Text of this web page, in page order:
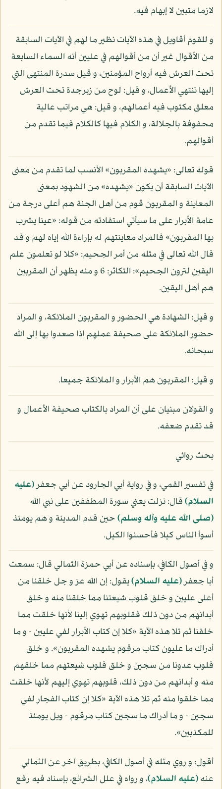
لازما متبين لا إبهام فيه.
و للقوم أقاويل في هذه الآيات نظير ما لهم في الآيات السابقة
من الأقوال غير أن من أقوالهم في عليين أنه السماء السابعة
تحت العرش فيه أرواح المؤمنين، و قيل سدرة المنتهى التي
إليها تنتهي الأعمال، و قيل: لوح من زبرجدة تحت العرش
معلق مكتوب فيه أعمالهم، و قيل: هي مراتب عالية
محفوفة بالجلالة، و الكلام فيها كالكلام فيما تقدم من
أقوالهم.
قوله تعالى: «يشهده المقربون» الأنسب لما تقدم من معنى
الآيات السابقة أن يكون «يشهده» من الشهود بمعنى
المعاينة و المقربون قوم من أهل الجنة هم أعلى درجة من
عامة الأبرار على ما سيأتي استفادته من قوله: «عينا يشرب
بها المقربون» فالمراد معاينتهم له بإراءة الله إياه لهم و قد
قال الله تعالى في مثله من أمر الجحيم: «كلا لو تعلمون علم
اليقين لترون الجحيم»: التكاثر: 6 و منه يظهر أن المقربين
هم أهل اليقين.
و قيل: الشهادة هي الحضور و المقربون الملائكة، و المراد
حضور الملائكة على صحيفة عملهم إذا صعدوا بها إلى الله
سبحانه.
و قيل: المقربون هم الأبرار و الملائكة جميعا.
و القولان مبنيان على أن المراد بالكتاب صحيفة الأعمال و
قد تقدم ضعفه.
بحث روائي
في تفسير القمي، و في رواية أبي الجارود عن أبي جعفر(عليه
السلام)قال: نزلت يعني سورة المطففين على نبي الله
(صلى الله عليه وآله وسلم)حين قدم المدينة و هم يومئذ
أسوأ الناس كيلا فأحسنوا الكيل.
و في أصول الكافي، بإسناده عن أبي حمزة الثمالي قال: سمعت
أبا جعفر(عليه السلام)يقول: إن الله عز و جل خلقنا من
أعلى عليين و خلق قلوب شيعتنا مما خلقنا منه و خلق
أبدانهم من دون ذلك فقلوبهم تهوي إلينا لأنها خلقت مما
خلقنا ثم تلا هذه الآية «كلا إن كتاب الأبرار لفي عليين - و ما
أدراك ما عليون كتاب مرقوم يشهده المقربون». و خلق
قلوب عدونا من سجين و خلق قلوب شيعتهم مما خلقهم
منه و أبدانهم من دون ذلك، قلوبهم تهوي إليهم لأنها خلقت
مما خلقوا منه ثم تلا هذه الآية «كلا إن كتاب الفجار لفي
سجين - و ما أدراك ما سجين كتاب مرقوم - ويل يومئذ
للمكذبين».
أقول: و روي مثله في أصول الكافي، بطريق آخر عن الثمالي
عنه(عليه السلام)، و رواه في علل الشرائع، بإسناد فيه رفع